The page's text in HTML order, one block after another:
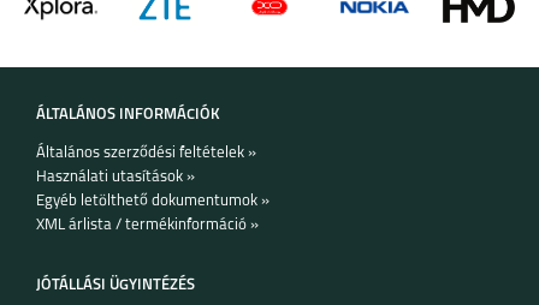
ÁLTALÁNOS INFORMÁCIÓK
Általános szerződési feltételek »
Használati utasítások »
Egyéb letölthető dokumentumok »
XML árlista / termékinformáció »
JÓTÁLLÁSI ÜGYINTÉZÉS